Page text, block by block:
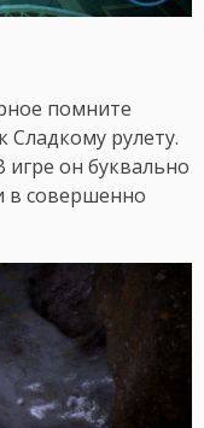
помните
Сладкому рулету.
он буквально
в совершенно